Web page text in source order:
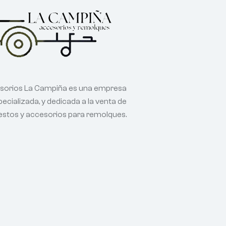
La Campiña es una empresa
y dedicada a la venta de
y accesorios para remolques.